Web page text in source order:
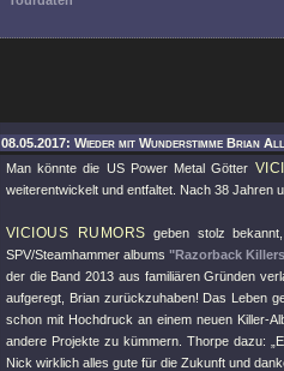
08.05.2017: Wieder mit Wunderstimme Brian
Man könnte die US Power Metal Götter
weiterentwickelt und entfaltet. Nach 38 Jahren
VICIOUS RUMORS geben stolz
SPV/Steamhammer albums"Razorback
der die Band 2013 aus familiären Gründen
aufgeregt, Brian zurückzuhaben! Das Leben
schon mit Hochdruck an einem neuen Killer-
andere Projekte zu kümmern. Thorpe dazu:
Nick wirklich alles gute für die Zukunft und